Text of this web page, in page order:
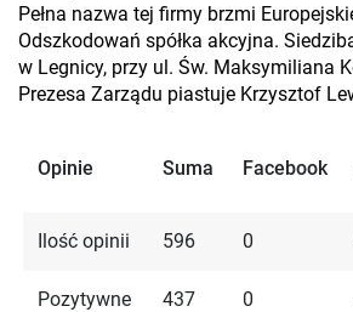
Pełna nazwa tej firmy brzmi
Odszkodowań spółka akcyjna.
w Legnicy, przy ul. Św. Maksymiliana
Prezesa Zarządu piastuje Krzysztof
Opinie Suma Facebook
Ilość opinii 596 0
Pozytywne 437 0